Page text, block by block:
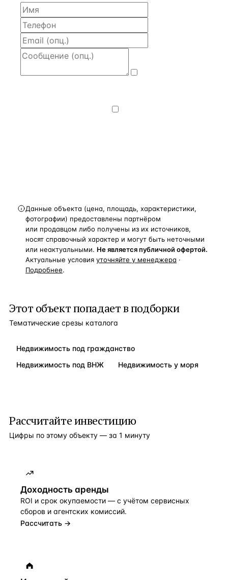
Данные объекта (цена, площадь, характеристики,
фотографии) предоставлены партнёром
или продавцом либо получены из их источников,
носят справочный характер и могут быть неточными
или неактуальными. Не является публичной офертой.
Актуальные условия уточняйте у менеджера ·
Подробнее.
Этот объект попадает в подборки
Тематические срезы каталога
Недвижимость под гражданство
Недвижимость под ВНЖ
Недвижимость у моря
Рассчитайте инвестицию
Цифры по этому объекту — за 1 минуту
Доходность аренды
ROI и срок окупаемости — с учётом сервисных
сборов и агентских комиссий.
Рассчитать →